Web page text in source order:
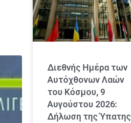
Διεθνής Ημέρα των
Αυτόχθονων Λαών
του Κόσμου, 9
Αυγούστου 2026:
Δήλωση της Ύπατης